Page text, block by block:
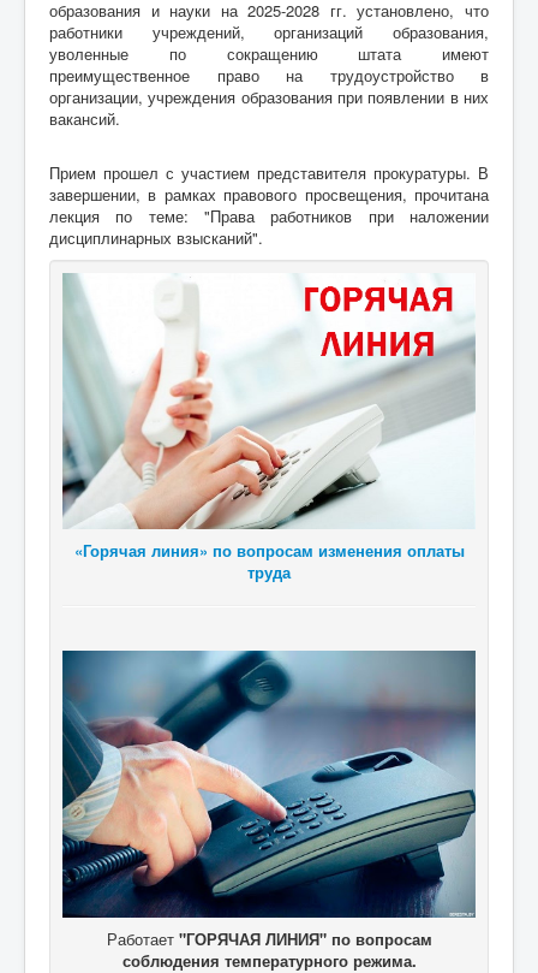
образования и науки на 2025-2028 гг. установлено, что
работники учреждений, организаций образования,
уволенные по сокращению штата имеют
преимущественное право на трудоустройство в
организации, учреждения образования при появлении в них
вакансий.
Прием прошел с участием представителя прокуратуры. В
завершении, в рамках правового просвещения, прочитана
лекция по теме: "Права работников при наложении
дисциплинарных взысканий".
«Горячая линия» по вопросам изменения оплаты
труда
Работает "ГОРЯЧАЯ ЛИНИЯ" по вопросам
соблюдения температурного режима.